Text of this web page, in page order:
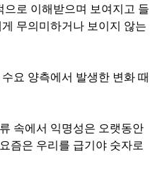
로 이해받으며 보여지고 들
무의미하거나 보이지 않는
요 양측에서 발생한 변화 때
속에서 익명성은 오랫동안
즘은 우리를 급기야 숫자로